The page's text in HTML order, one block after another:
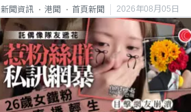
新聞資訊 港聞 首頁新聞 2026年08月05日